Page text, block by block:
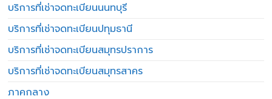
บริการที่เช่าจดทะเบียนนนทบุรี
บริการที่เช่าจดทะเบียนปทุมธานี
บริการที่เช่าจดทะเบียนสมุทรปราการ
บริการที่เช่าจดทะเบียนสมุทรสาคร
ภาคกลาง